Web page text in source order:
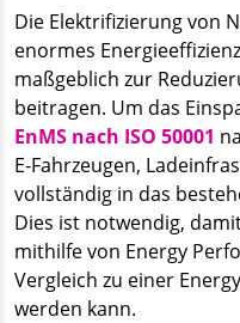
Die Elektrifizierung von
enormes
maßgeblich zur
beitragen. Um das
EnMS nach ISO 50001
E-Fahrzeugen,
vollständig in das
Dies ist notwendig,
mithilfe von Energy
Vergleich zu einer
werden kann.